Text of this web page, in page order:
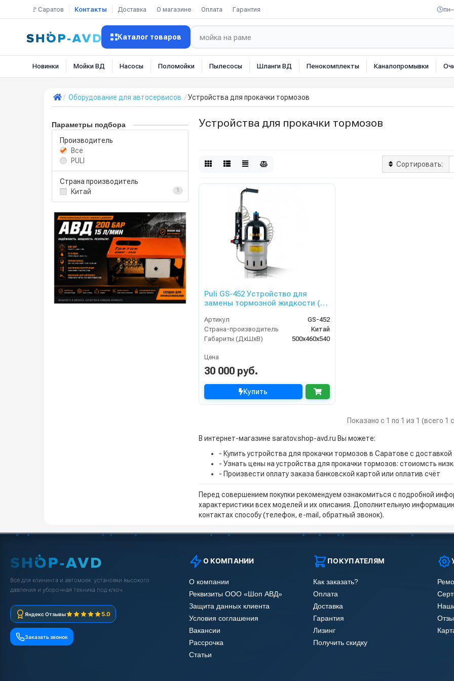
🚩Саратов Контакты Доставка О магазине Оплата Гарантия
Каталог товаров
Новинки Мойки ВД Насосы Поломойки Пылесосы Шланги ВД Пенокомплекты Каналопромывки
Оборудование для автосервисов Устройства для прокачки тормозов
Параметры подбора
Производитель
Все
PULI
Страна производитель
Китай
1
Устройства для прокачки тормозов
Сортировать:
Puli GS-452 Устройство для
замены тормозной жидкости (10
Артикул
GS-452
Страна-производитель
Китай
Габариты (ДхШхВ)
500х460х540
Цена
30 000 руб.
Купить
Показано с 1 по 1 из 1 (всего 1
В интернет-магазине saratov.shop-avd.ru Вы можете:
- Купить устройства для прокачки тормозов в Саратове с доставкой
- Узнать цены на устройства для прокачки тормозов: стоиомсть
- Произвести оплату заказа банковской картой или оплатив счёт
Перед совершением покупки рекомендуем ознакомиться с подробной
характеристики всех моделей и их описания. Дополнительную
контактах способу (телефон, e-mail, обратный звонок).
Всё для клининга и автомоек: установки высокого
давления и уборочная техника под ключ.
Яндекс Отзывы 5.0
Заказать звонок
О КОМПАНИИ
О компании
Реквизиты ООО «Шоп АВД»
Защита данных клиента
Условия соглашения
Вакансии
Рассрочка
Статьи
ПОКУПАТЕЛЯМ
Как заказать?
Оплата
Доставка
Гарантия
Лизинг
Получить скидку